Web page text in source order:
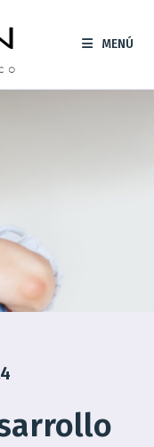
MENÚ